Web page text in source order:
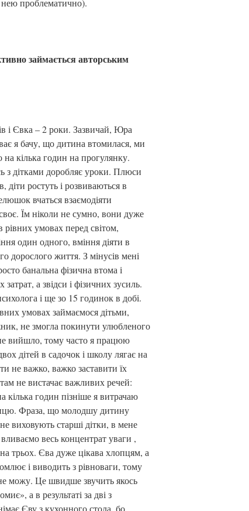
нею проблематично).
займається авторським
і Євка – 2 роки. Зазвичай, Юра
я бачу, що дитина втомилася, ми
кілька годин на прогулянку.
з дітками доробляє уроки. Плюси
діти ростуть і розвиваються в
вчаться взаємодіяти
Їм ніколи не сумно, вони дуже
рівних умовах перед світом,
один одного, вміння діяти в
дорослого життя. З мінусів мені
банальна фізична втома і
а звідси і фізичних зусиль.
і ще зо 15 годинок в добі.
умовах займаємося дітьми,
не змогла покинути улюбленого
вийшло, тому часто я працюю
дітей в садочок і школу лягає на
не важко, важко заставити їх
не вистачає важливих речей:
годин пізніше я витрачаю
Фраза, що молодшу дитину
виховують старші дітки, в мене
весь концентрат уваги ,
трьох. Єва дуже цікава хлопцям, а
і виводить з рівноваги, тому
можу. Це швидше звучить якось
а в результаті за дві з
Єву з кухонного стола, бо